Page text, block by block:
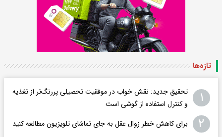
تازه‌ها
۱
تحقیق جدید: نقش خواب در موفقیت تحصیلی پررنگ‌تر از تغذیه
و کنترل استفاده از گوشی است
۲ برای کاهش خطر زوال عقل به جای تماشای تلویزیون مطالعه کنید